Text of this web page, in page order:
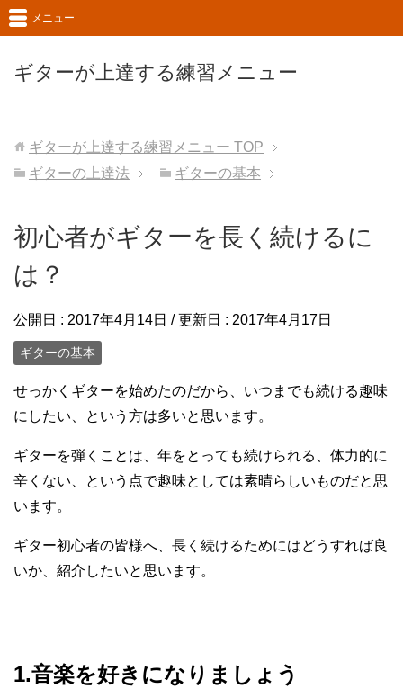
ギターが上達する練習メニュー
メニュー
ギターが上達する練習メニュー TOP
ギターの上達法
ギターの基本
初心者がギターを長く続けるに
は？
公開日 : 2017年4月14日 / 更新日 : 2017年4月17日
ギターの基本
せっかくギターを始めたのだから、いつまでも続ける趣味
にしたい、という方は多いと思います。
ギターを弾くことは、年をとっても続けられる、体力的に
辛くない、という点で趣味としては素晴らしいものだと思
います。
ギター初心者の皆様へ、長く続けるためにはどうすれば良
いか、紹介したいと思います。
1.音楽を好きになりましょう